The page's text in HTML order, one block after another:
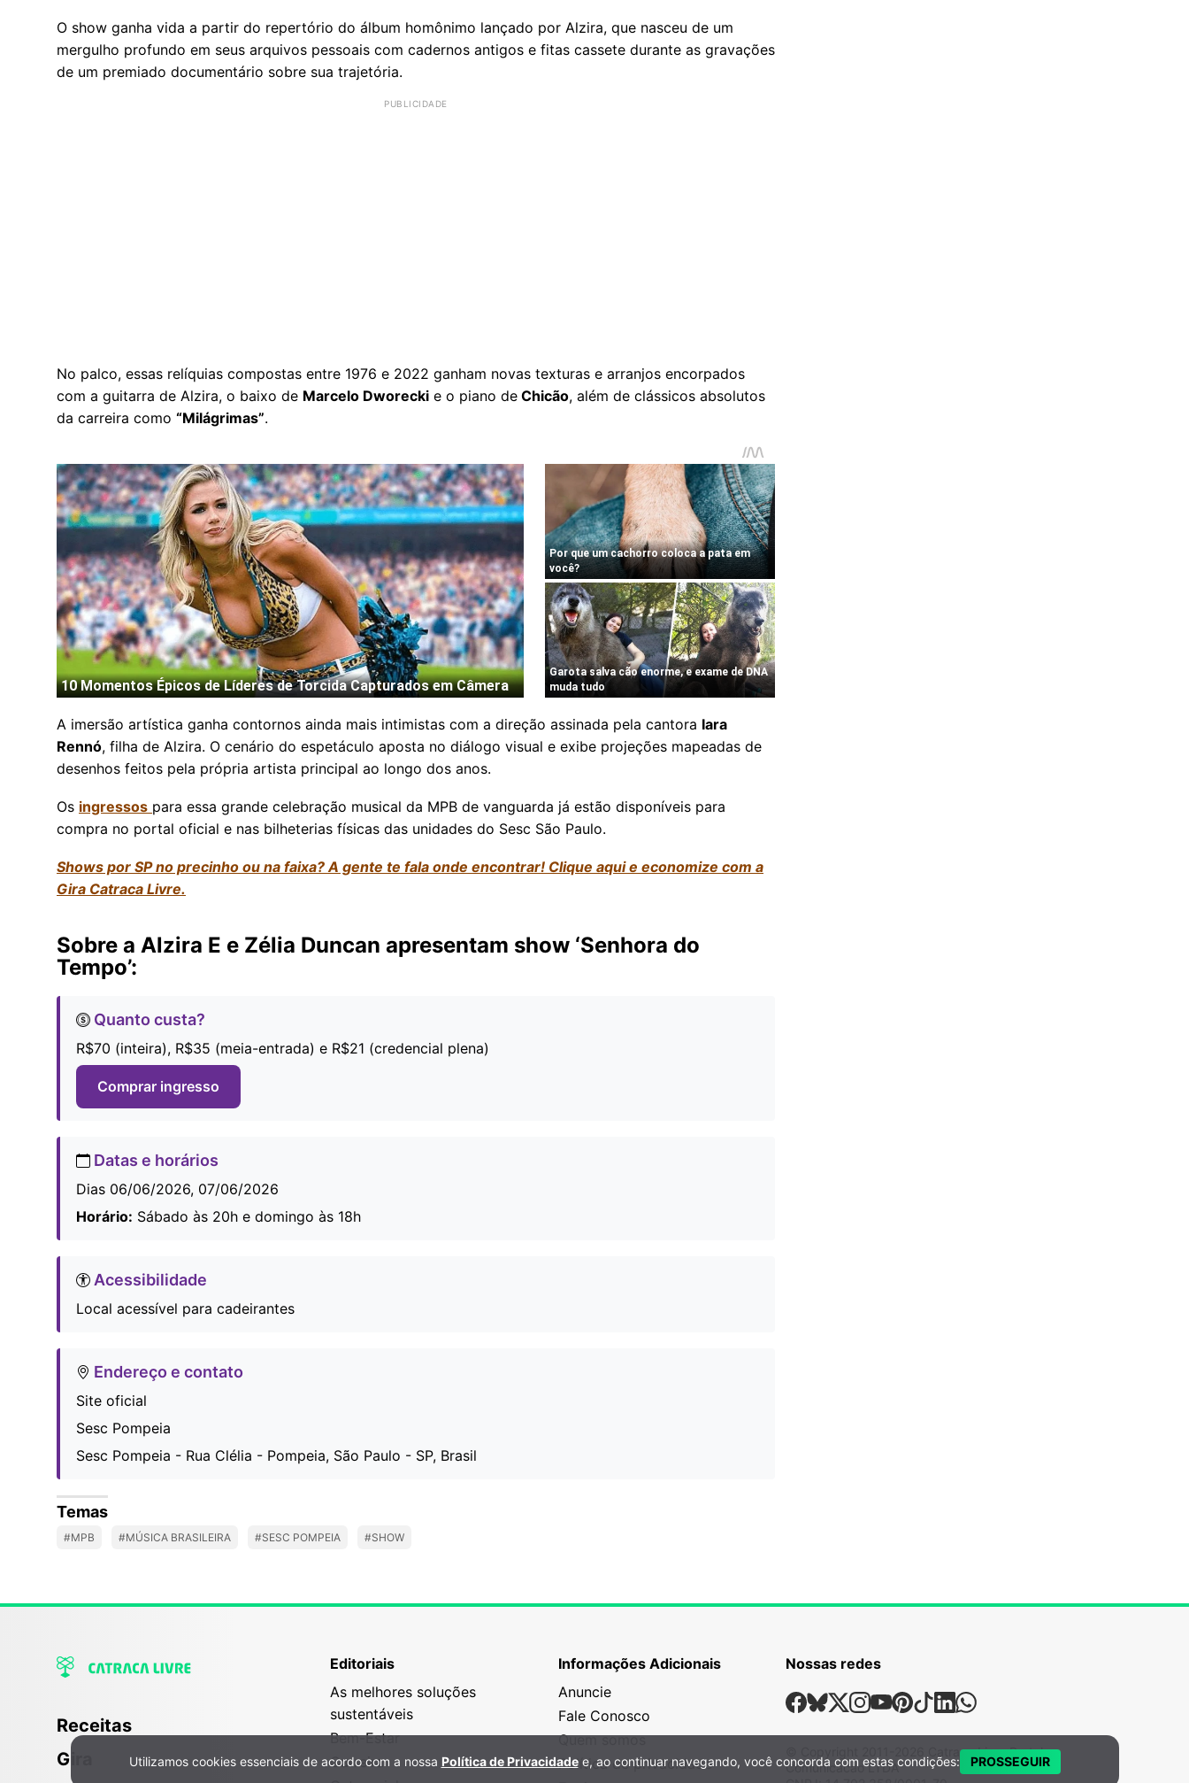
O show ganha vida a partir do repertório do álbum homônimo lançado por Alzira, que nasceu de um
mergulho profundo em seus arquivos pessoais com cadernos antigos e fitas cassete durante as gravações
de um premiado documentário sobre sua trajetória.
No palco, essas relíquias compostas entre 1976 e 2022 ganham novas texturas e arranjos encorpados
com a guitarra de Alzira, o baixo de Marcelo Dworecki e o piano de Chicão, além de clássicos absolutos
da carreira como “Milágrimas”.
A imersão artística ganha contornos ainda mais intimistas com a direção assinada pela cantora Iara
Rennó, filha de Alzira. O cenário do espetáculo aposta no diálogo visual e exibe projeções mapeadas de
desenhos feitos pela própria artista principal ao longo dos anos.
Os ingressos para essa grande celebração musical da MPB de vanguarda já estão disponíveis para
compra no portal oficial e nas bilheterias físicas das unidades do Sesc São Paulo.
Shows por SP no precinho ou na faixa? A gente te fala onde encontrar! Clique aqui e economize com a
Gira Catraca Livre.
Sobre a Alzira E e Zélia Duncan apresentam show ‘Senhora do
Tempo’:
Quanto custa?
R$70 (inteira), R$35 (meia-entrada) e R$21 (credencial plena)
Comprar ingresso
Datas e horários
Dias 06/06/2026, 07/06/2026
Horário: Sábado às 20h e domingo às 18h
Acessibilidade
Local acessível para cadeirantes
Endereço e contato
Site oficial
Sesc Pompeia
Sesc Pompeia - Rua Clélia - Pompeia, São Paulo - SP, Brasil
Temas
#MPB #MÚSICA BRASILEIRA #SESC POMPEIA #SHOW
Receitas
Gira
Editoriais
As melhores soluções
sustentáveis
Bem-Estar
Carreira
Informações Adicionais
Anuncie
Fale Conosco
Quem somos
Política de privacidade
Nossas redes
Nossas Redes Sociais
Facebook
Bsky
X Instagram
Youtube
Pinterest
TiktokLinkedin
Whatsapp
Catraca Livre Portal e
Comunicacao LTDA
Política de Privacidade e Cookies
Utilizamos cookies essenciais de acordo com a nossa Política de Privacidadee, ao continuar navegando, você concorda com estas condições: PROSSEGUIR